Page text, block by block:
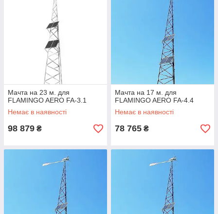
Крім того, вітрогенератор може успішно працювати із
сонячними панелями. Для цього необхідно встановити
спеціальний гібридний контролер, котрий розприділятиме
електричний струм одночасно від сонячних фотомодулів та
Мачта на 23 м. для
FLAMINGO AERO FA-3.1
Немає в наявності
98 879 ₴
Мачта на 17 м. для
FLAMINGO AERO FA-4.4
Немає в наявності
78 765 ₴